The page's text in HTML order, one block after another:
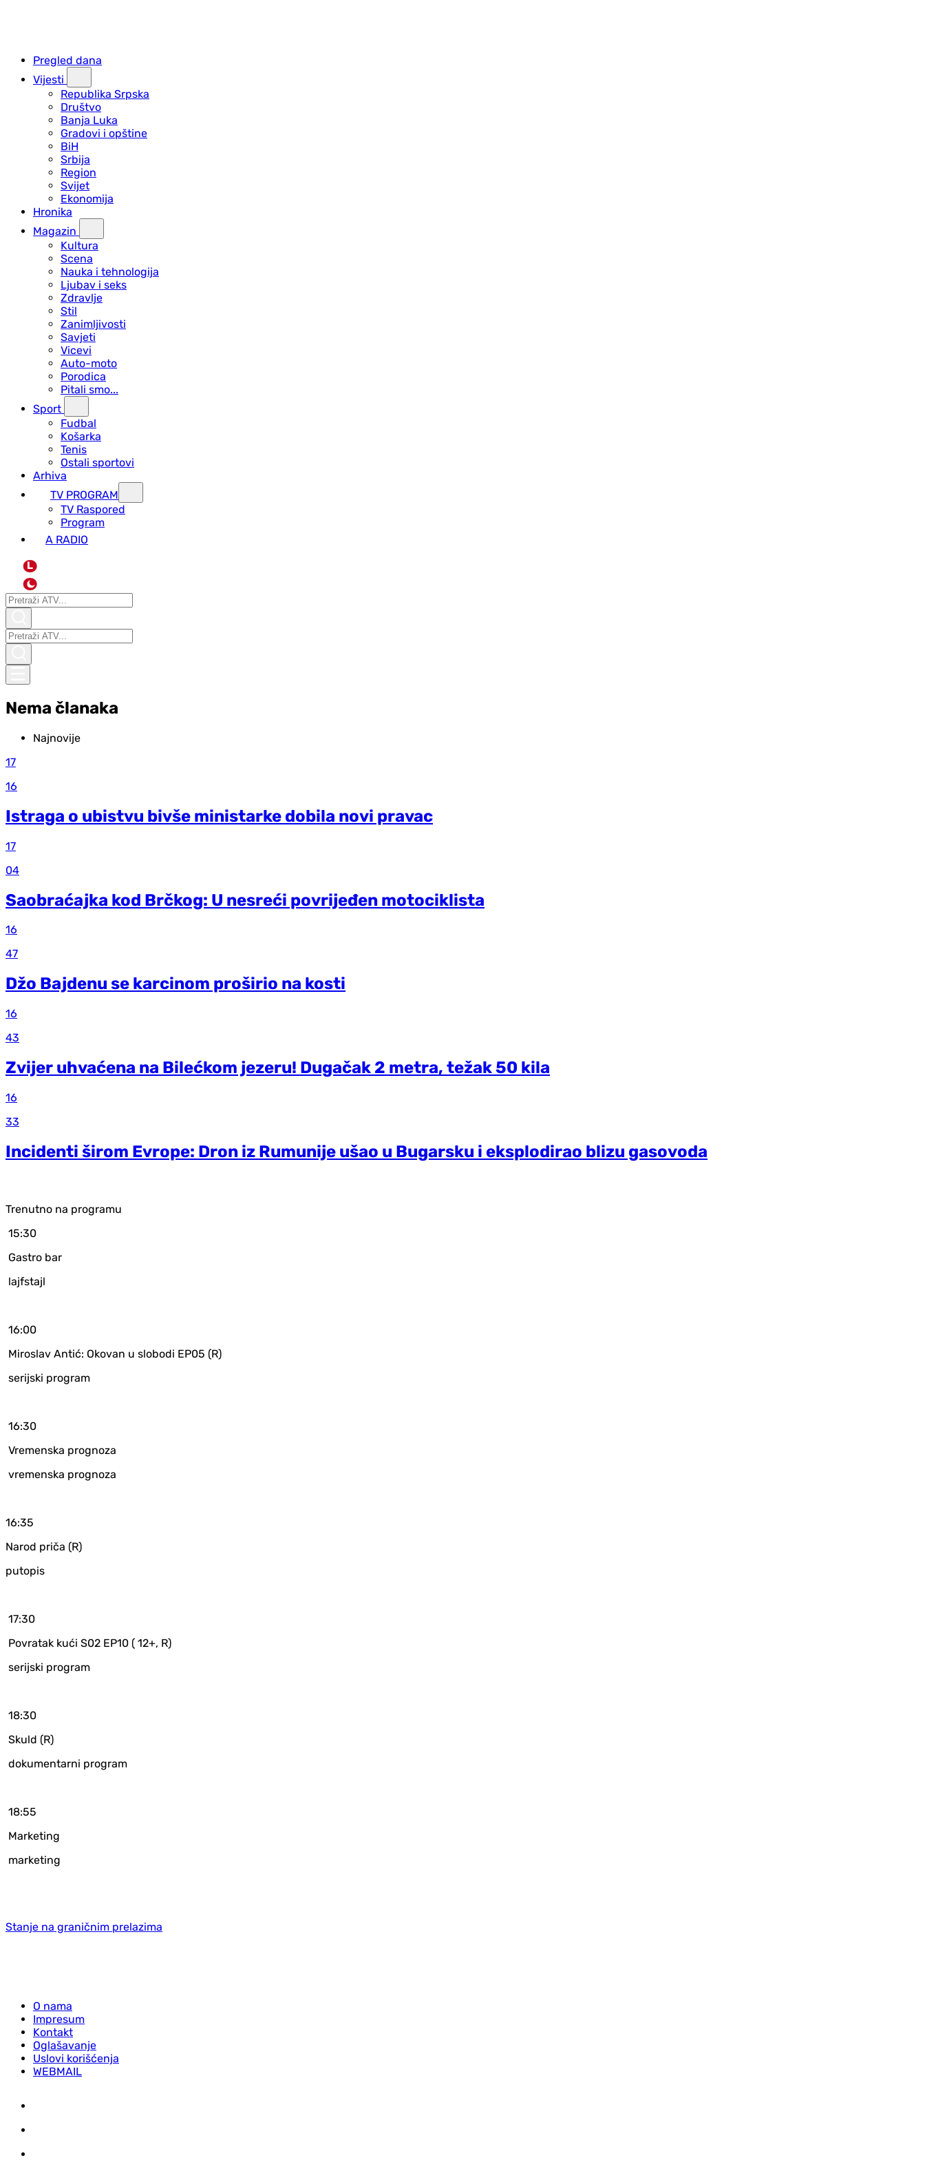
Pregled dana
Vijesti
Republika Srpska
Društvo
Banja Luka
Gradovi i opštine
BiH
Srbija
Region
Svijet
Ekonomija
Hronika
Magazin
Kultura
Scena
Nauka i tehnologija
Ljubav i seks
Zdravlje
Stil
Zanimljivosti
Savjeti
Vicevi
Auto-moto
Porodica
Pitali smo...
Sport
Fudbal
Košarka
Tenis
Ostali sportovi
Arhiva
TV PROGRAM
ТV Raspored
Program
A RADIO
L
Nema članaka
Najnovije
17
16
Istraga o ubistvu bivše ministarke dobila novi pravac
17
04
Saobraćajka kod Brčkog: U nesreći povrijeđen motociklista
16
47
Džo Bajdenu se karcinom proširio na kosti
16
43
Zvijer uhvaćena na Bilećkom jezeru! Dugačak 2 metra, težak 50 kila
16
33
Incidenti širom Evrope: Dron iz Rumunije ušao u Bugarsku i eksplodirao blizu gasovoda
Trenutno na programu
15:30
Gastro bar
lajfstajl
16:00
Miroslav Antić: Okovan u slobodi EP05 (R)
serijski program
16:30
Vremenska prognoza
vremenska prognoza
16:35
Narod priča (R)
putopis
17:30
Povratak kući S02 EP10 ( 12+, R)
serijski program
18:30
Skuld (R)
dokumentarni program
18:55
Marketing
marketing
Stanje na graničnim prelazima
O nama
Impresum
Kontakt
Oglašavanje
Uslovi korišćenja
WEBMAIL